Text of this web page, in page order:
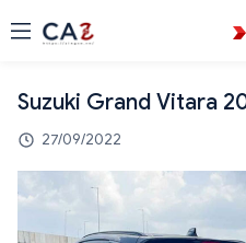
Suzuki Grand Vitara
27/09/2022